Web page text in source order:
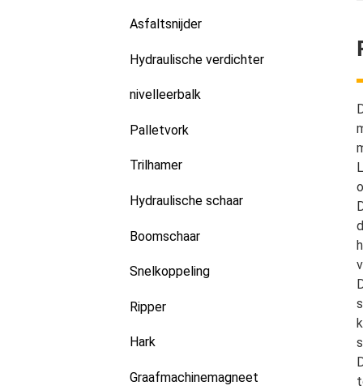
Asfaltsnijder
Hydraulische verdichter
nivelleerbalk
Palletvork
Trilhamer
Hydraulische schaar
Boomschaar
Snelkoppeling
Ripper
Hark
Graafmachinemagneet